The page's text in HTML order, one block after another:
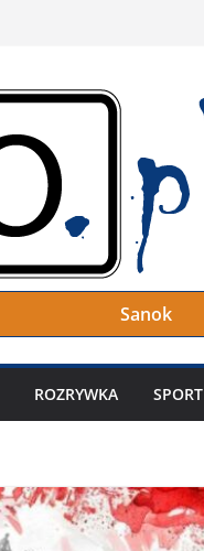
Sanok
ROZRYWKA SPORT